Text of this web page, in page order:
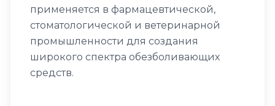
применяется в фармацевтической,
стоматологической и ветеринарной
промышленности для создания
широкого спектра обезболивающих
средств.